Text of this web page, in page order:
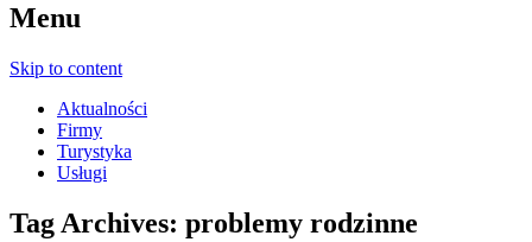
Menu
Skip to content
Aktualności
Firmy
Turystyka
Usługi
Tag Archives: problemy rodzinne